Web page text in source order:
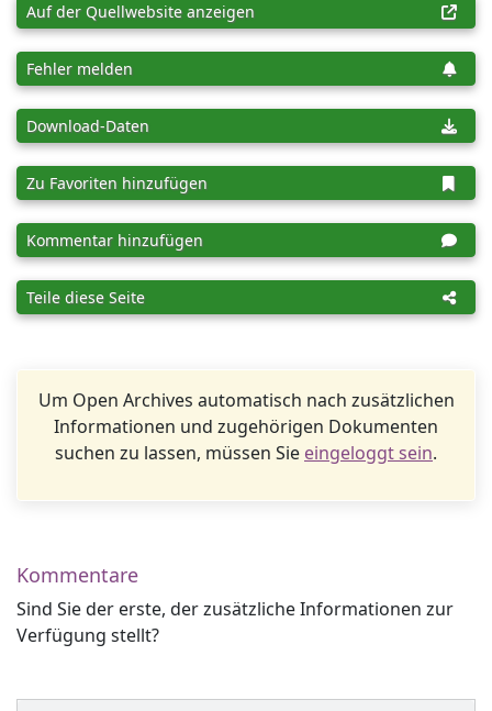
Auf der Quellwebsite anzeigen
Fehler melden
Download-Daten
Zu Favoriten hinzufügen
Kommentar hinzufügen
Teile diese Seite
Um Open Archives automatisch nach zusätzlichen
Informationen und zugehörigen Dokumenten
suchen zu lassen, müssen Sie eingeloggt sein.
Kommentare
Sind Sie der erste, der zusätzliche Informationen zur
Verfügung stellt?